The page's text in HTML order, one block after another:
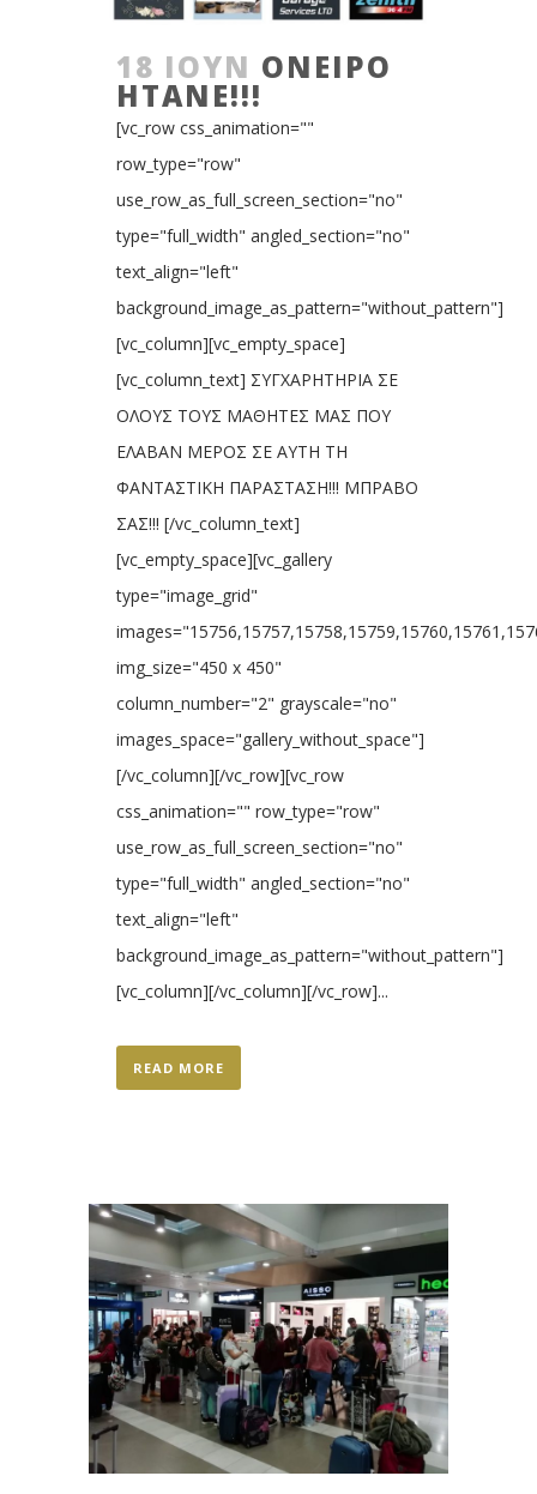
18 ΙΟΎΝ ΌΝΕΙΡΟ
ΉΤΑΝΕ!!!
[vc_row css_animation=""
row_type="row"
use_row_as_full_screen_section="no"
type="full_width" angled_section="no"
text_align="left"
background_image_as_pattern="without_pattern"]
[vc_column][vc_empty_space]
[vc_column_text] ΣΥΓΧΑΡΗΤΗΡΙΑ ΣΕ
ΟΛΟΥΣ ΤΟΥΣ ΜΑΘΗΤΕΣ ΜΑΣ ΠΟΥ
ΕΛΑΒΑΝ ΜΕΡΟΣ ΣΕ ΑΥΤΗ ΤΗ
ΦΑΝΤΑΣΤΙΚΗ ΠΑΡΑΣΤΑΣΗ!!! ΜΠΡΑΒΟ
ΣΑΣ!!! [/vc_column_text]
[vc_empty_space][vc_gallery
type="image_grid"
img_size="450 x 450"
column_number="2" grayscale="no"
images_space="gallery_without_space"]
[/vc_column][/vc_row][vc_row
css_animation="" row_type="row"
use_row_as_full_screen_section="no"
type="full_width" angled_section="no"
text_align="left"
background_image_as_pattern="without_pattern"]
[vc_column][/vc_column][/vc_row]...
READ MORE